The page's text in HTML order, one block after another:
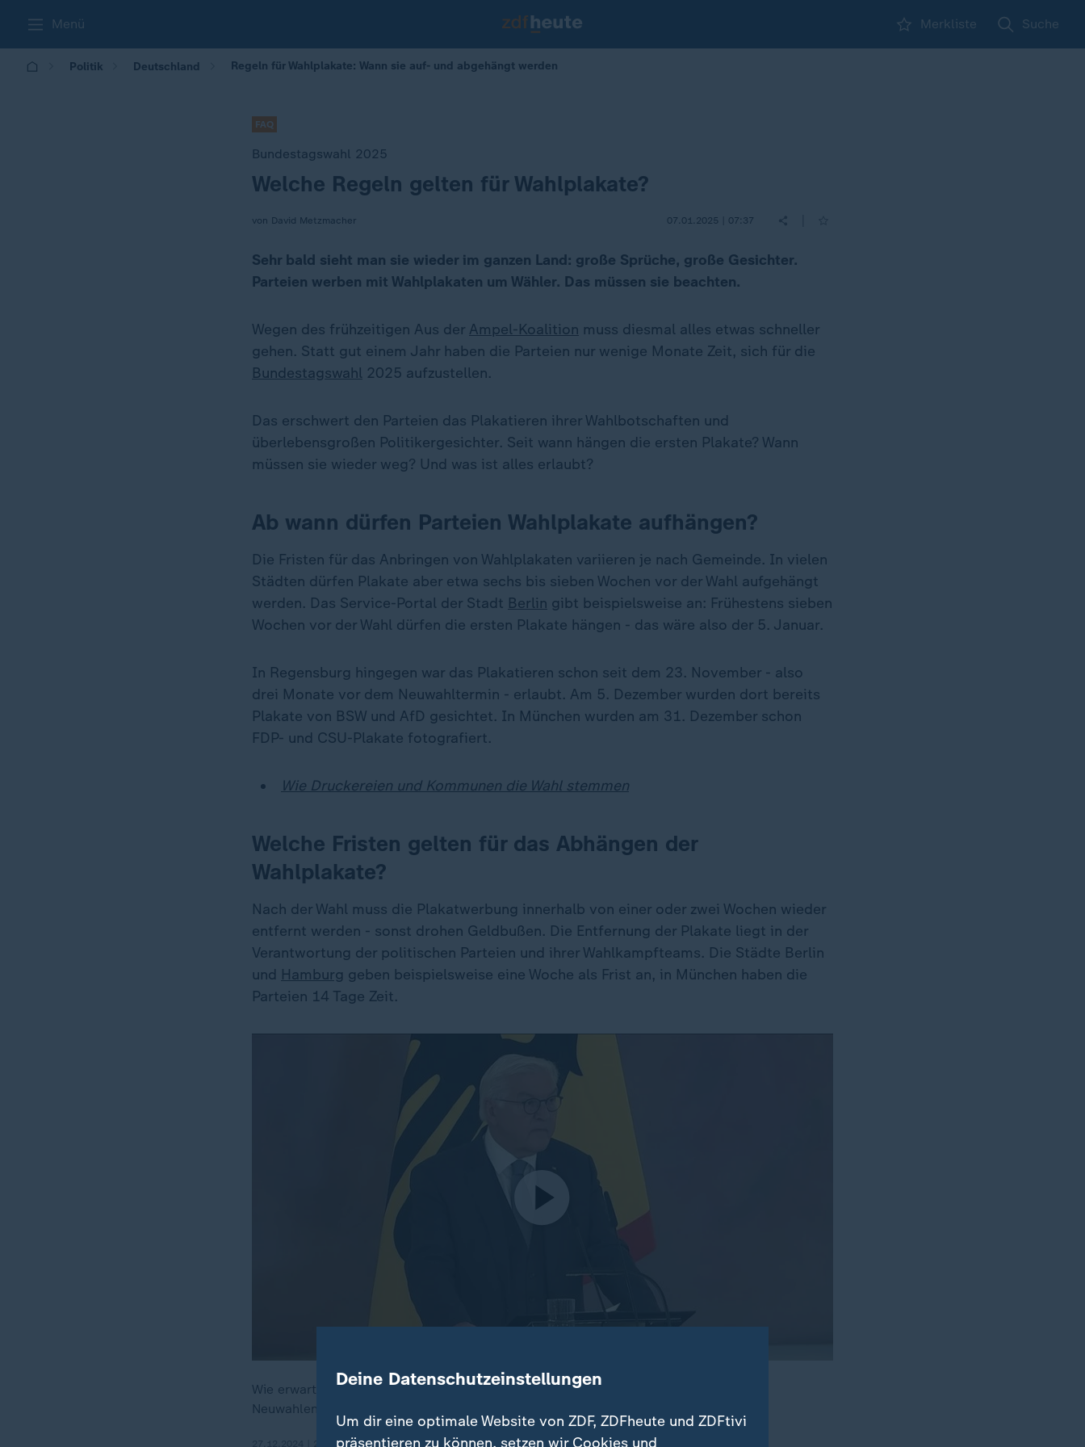
Menü Merkliste Suche
Politik Deutschland Regeln für Wahlplakate: Wann sie auf- und abgehängt werden
FAQ
Bundestagswahl 2025
:
Welche Regeln gelten für Wahlplakate?
von David Metzmacher 07.01.2025 | 07:37
Sehr bald sieht man sie wieder im ganzen Land: große Sprüche, große Gesichter.
Parteien werben mit Wahlplakaten um Wähler. Das müssen sie beachten.
Wegen des frühzeitigen Aus der Ampel-Koalition muss diesmal alles etwas schneller
gehen. Statt gut einem Jahr haben die Parteien nur wenige Monate Zeit, sich für die
Bundestagswahl 2025 aufzustellen.
Das erschwert den Parteien das Plakatieren ihrer Wahlbotschaften und
überlebensgroßen Politikergesichter. Seit wann hängen die ersten Plakate? Wann
müssen sie wieder weg? Und was ist alles erlaubt?
Ab wann dürfen Parteien Wahlplakate aufhängen?
Die Fristen für das Anbringen von Wahlplakaten variieren je nach Gemeinde. In vielen
Städten dürfen Plakate aber etwa sechs bis sieben Wochen vor der Wahl aufgehängt
werden. Das Service-Portal der Stadt Berlin gibt beispielsweise an: Frühestens sieben
Wochen vor der Wahl dürfen die ersten Plakate hängen - das wäre also der 5. Januar.
In Regensburg hingegen war das Plakatieren schon seit dem 23. November - also
drei Monate vor dem Neuwahltermin - erlaubt. Am 5. Dezember wurden dort bereits
Plakate von BSW und AfD gesichtet. In München wurden am 31. Dezember schon
FDP- und CSU-Plakate fotografiert.
Wie Druckereien und Kommunen die Wahl stemmen
Welche Fristen gelten für das Abhängen der
Wahlplakate?
Nach der Wahl muss die Plakatwerbung innerhalb von einer oder zwei Wochen wieder
entfernt werden - sonst drohen Geldbußen. Die Entfernung der Plakate liegt in der
Verantwortung der politischen Parteien und ihrer Wahlkampfteams. Die Städte Berlin
und Hamburg geben beispielsweise eine Woche als Frist an, in München haben die
Parteien 14 Tage Zeit.
Wie erwartet hat Bundespräsident Frank-Walter Steinmeier den Weg frei gemacht für
Neuwahlen.
27.12.2024 | 2:18 min
Deine Datenschutzeinstellungen
Um dir eine optimale Website von ZDF, ZDFheute und ZDFtivi
präsentieren zu können, setzen wir Cookies und